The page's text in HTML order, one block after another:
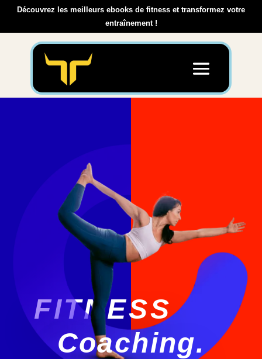
Découvrez les meilleurs ebooks de fitness et transformez votre
entraînement !
FITNESS
Coaching.